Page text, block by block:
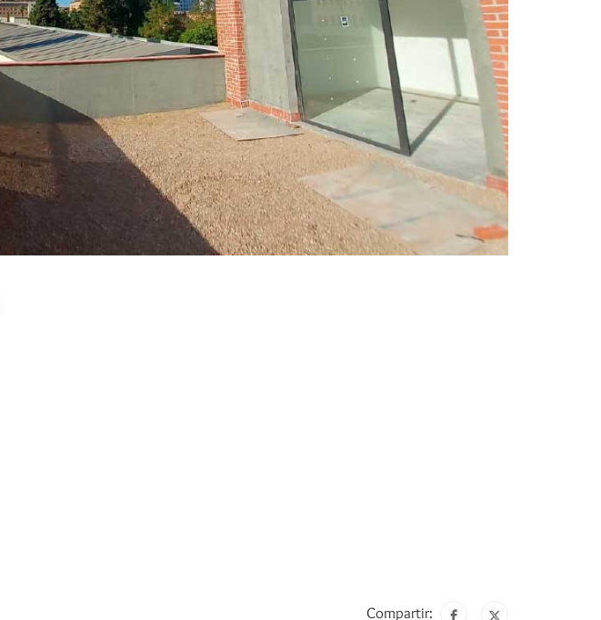
Compartir: